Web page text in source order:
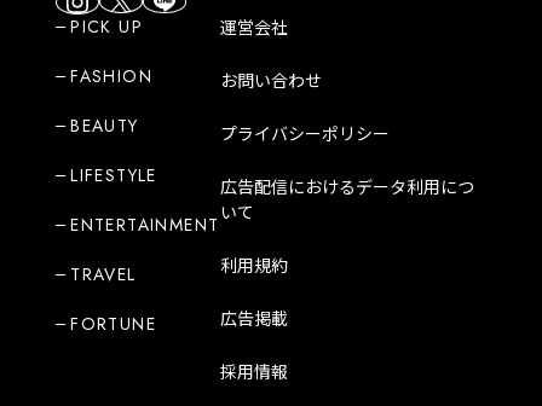
PICK UP
FASHION
BEAUTY
LIFESTYLE
ENTERTAINMENT
TRAVEL
FORTUNE
運営会社
お問い合わせ
プライバシーポリシー
広告配信におけるデータ利用につ
いて
利用規約
広告掲載
採用情報